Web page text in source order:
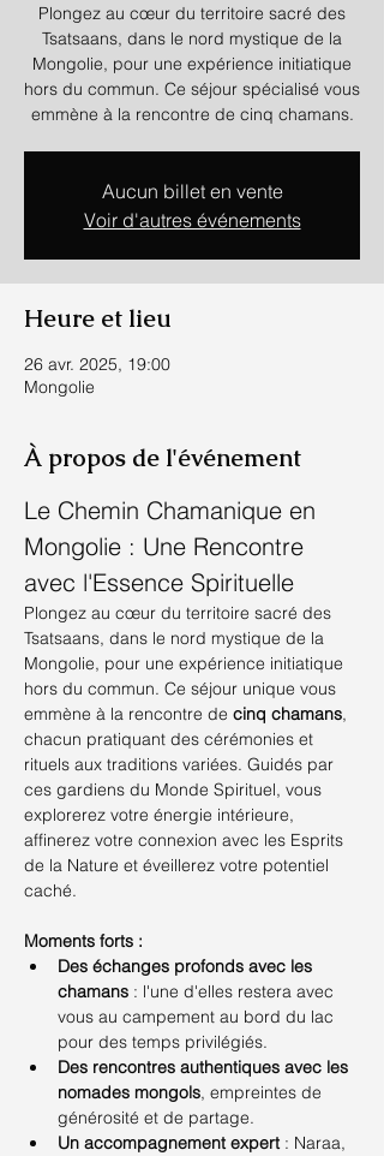
Plongez au cœur du territoire sacré des
Tsatsaans, dans le nord mystique de la
Mongolie, pour une expérience initiatique
hors du commun. Ce séjour spécialisé vous
emmène à la rencontre de cinq chamans.
Aucun billet en vente
Voir d'autres événements
Heure et lieu
26 avr. 2025, 19:00
Mongolie
À propos de l'événement
Le Chemin Chamanique en
Mongolie : Une Rencontre
avec l'Essence Spirituelle
Plongez au cœur du territoire sacré des
Tsatsaans, dans le nord mystique de la
Mongolie, pour une expérience initiatique
hors du commun. Ce séjour unique vous
emmène à la rencontre de cinq chamans,
chacun pratiquant des cérémonies et
rituels aux traditions variées. Guidés par
ces gardiens du Monde Spirituel, vous
explorerez votre énergie intérieure,
affinerez votre connexion avec les Esprits
de la Nature et éveillerez votre potentiel
caché.
Moments forts :
Des échanges profonds avec les
chamans : l'une d'elles restera avec
vous au campement au bord du lac
pour des temps privilégiés.
Des rencontres authentiques avec les
nomades mongols, empreintes de
générosité et de partage.
Un accompagnement expert : Naraa,